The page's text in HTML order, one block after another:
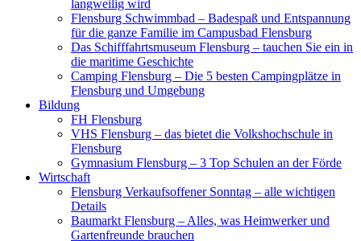
langweilig wird
Flensburg Schwimmbad – Badespaß und Entspannung
für die ganze Familie im Campusbad Flensburg
Das Schifffahrtsmuseum Flensburg – tauchen Sie ein in
die maritime Geschichte
Camping Flensburg – Die 5 besten Campingplätze in
Flensburg und Umgebung
Bildung
FH Flensburg
VHS Flensburg – das bietet die Volkshochschule in
Flensburg
Gymnasium Flensburg – 3 Top Schulen an der Förde
Wirtschaft
Flensburg Verkaufsoffener Sonntag – alle wichtigen
Details
Baumarkt Flensburg – Alles, was Heimwerker und
Gartenfreunde brauchen